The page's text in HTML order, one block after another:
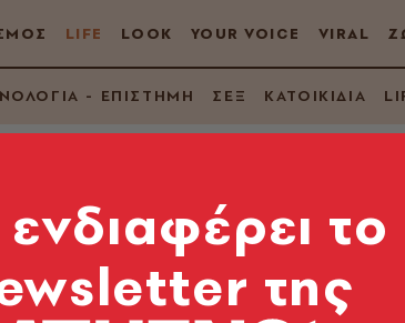
LIFE LOOK YOUR VOICE VIRAL
- ΕΠΙΣΤΗΜΗ ΣΕΞ ΚΑΤΟΙΚΙΔΙΑ
Dead»
ενδιαφέρει το
της